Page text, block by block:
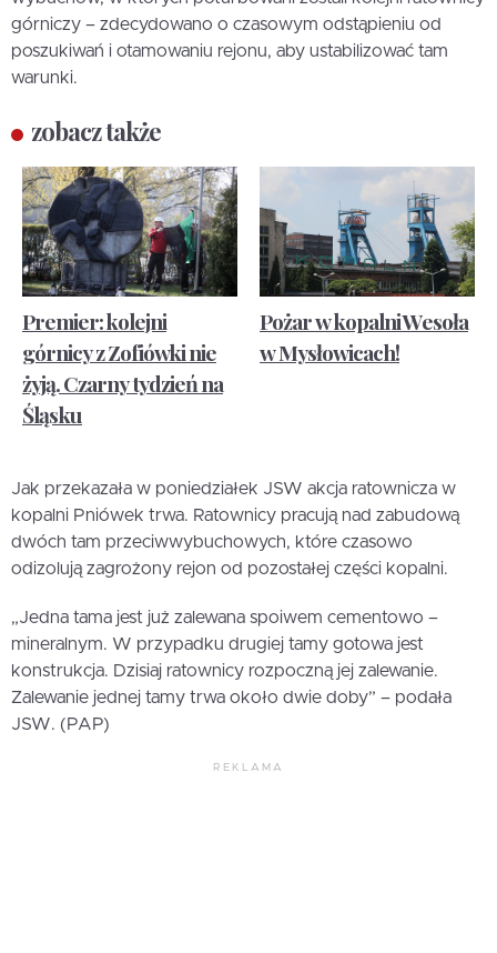
górniczy – zdecydowano o czasowym odstąpieniu od
poszukiwań i otamowaniu rejonu, aby ustabilizować tam
warunki.
zobacz także
Premier: kolejni
górnicy z Zofiówki nie
żyją. Czarny tydzień na
Śląsku
Pożar w kopalni Wesoła
w Mysłowicach!
Jak przekazała w poniedziałek JSW akcja ratownicza w
kopalni Pniówek trwa. Ratownicy pracują nad zabudową
dwóch tam przeciwwybuchowych, które czasowo
odizolują zagrożony rejon od pozostałej części kopalni.
„Jedna tama jest już zalewana spoiwem cementowo –
mineralnym. W przypadku drugiej tamy gotowa jest
konstrukcja. Dzisiaj ratownicy rozpoczną jej zalewanie.
Zalewanie jednej tamy trwa około dwie doby” – podała
JSW. (PAP)
REKLAMA